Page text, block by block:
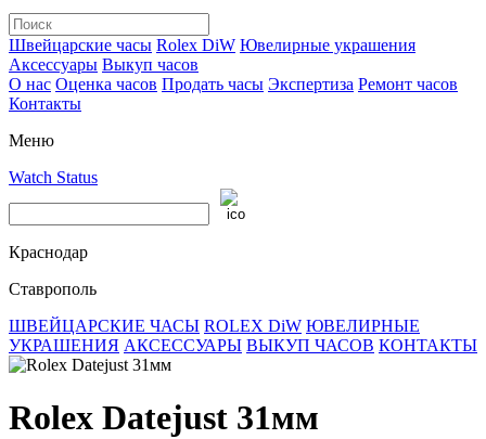
Швейцарские часы Rolex DiW Ювелирные украшения
Аксессуары Выкуп часов
О нас Оценка часов Продать часы Экспертиза Ремонт часов
Контакты
Меню
Watch Status
Краснодар
Ставрополь
ШВЕЙЦАРСКИЕ ЧАСЫ ROLEX DiW ЮВЕЛИРНЫЕ
УКРАШЕНИЯ АКСЕССУАРЫ ВЫКУП ЧАСОВ КОНТАКТЫ
Rolex Datejust 31мм